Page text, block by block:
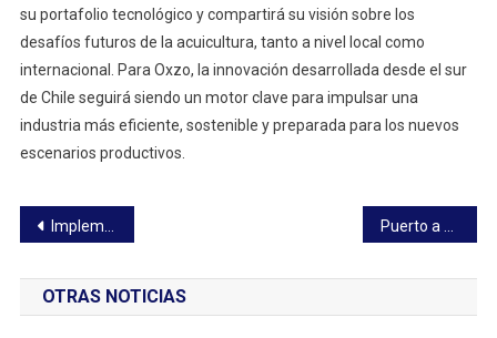
su portafolio tecnológico y compartirá su visión sobre los
desafíos futuros de la acuicultura, tanto a nivel local como
internacional. Para Oxzo, la innovación desarrollada desde el sur
de Chile seguirá siendo un motor clave para impulsar una
industria más eficiente, sostenible y preparada para los nuevos
escenarios productivos.
Navegación
de
entradas
Implementan movilización gratuita para AQUASUR 2026
OTRAS NOTICIAS